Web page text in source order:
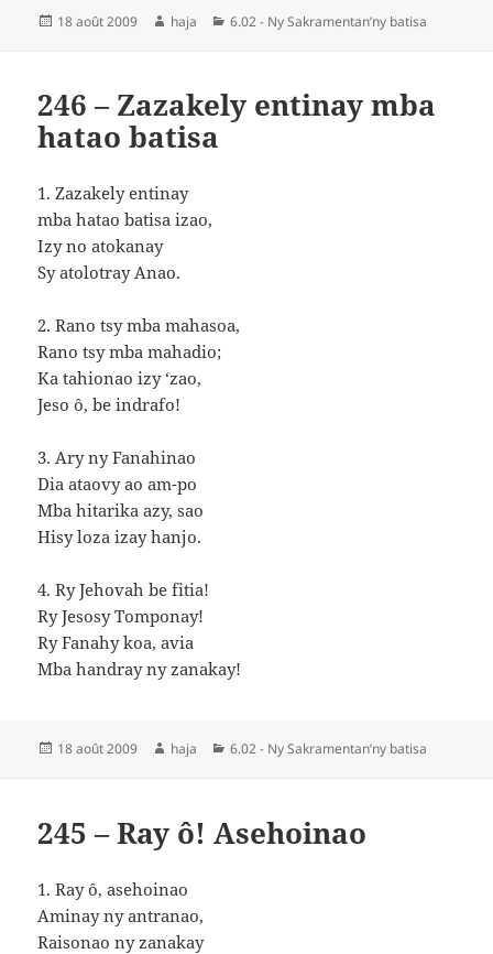
Publié
18 août 2009 Auteur
haja Catégories
6.02 - Ny Sakramentan’ny batisa
246 – Zazakely entinay mba
hatao batisa
1. Zazakely entinay
mba hatao batisa izao,
Izy no atokanay
Sy atolotray Anao.
2. Rano tsy mba mahasoa,
Rano tsy mba mahadio;
Ka tahionao izy ‘zao,
Jeso ô, be indrafo!
3. Ary ny Fanahinao
Dia ataovy ao am-po
Mba hitarika azy, sao
Hisy loza izay hanjo.
4. Ry Jehovah be fitia!
Ry Jesosy Tomponay!
Ry Fanahy koa, avia
Mba handray ny zanakay!
Publié
18 août 2009 Auteur
haja Catégories
6.02 - Ny Sakramentan’ny batisa
245 – Ray ô! Asehoinao
1. Ray ô, asehoinao
Aminay ny antranao,
Raisonao ny zanakay